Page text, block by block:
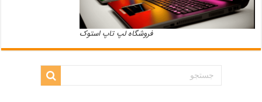
فروشگاه لپ تاپ استوک